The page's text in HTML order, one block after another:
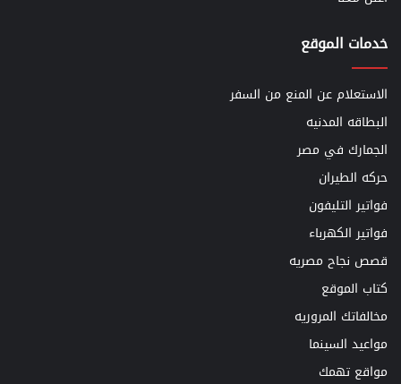
خدمات الموقع
الاستعلام عن المنع من السفر
البطاقه المدنيه
الجمارك في مصر
حركه الطيران
فواتير التليفون
فواتير الكهرباء
قصص نجاح مصريه
كتاب الموقع
مخالفاتك المروريه
مواعيد السينما
مواقع تهمك